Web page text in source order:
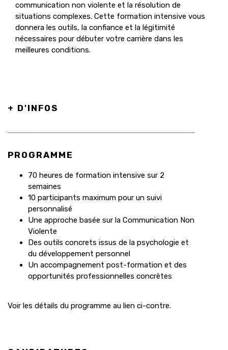
communication non violente et la résolution de
situations complexes. Cette formation intensive vous
donnera les outils, la confiance et la légitimité
nécessaires pour débuter votre carrière dans les
meilleures conditions.
+ D'INFOS
PROGRAMME
70 heures de formation intensive sur 2
semaines
10 participants maximum pour un suivi
personnalisé
Une approche basée sur la Communication Non
Violente
Des outils concrets issus de la psychologie et
du développement personnel
Un accompagnement post-formation et des
opportunités professionnelles concrètes
Voir les détails du programme au lien ci-contre.